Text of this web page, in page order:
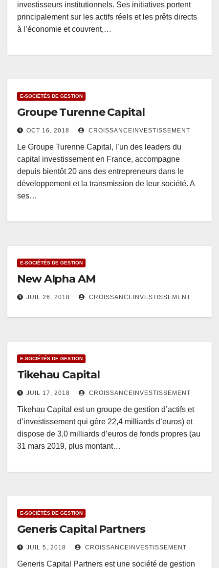
investisseurs institutionnels. Ses initiatives portent
principalement sur les actifs réels et les prêts directs
à l’économie et couvrent,…
E-SOCIÉTÉS DE GESTION
Groupe Turenne Capital
OCT 16, 2018 CROISSANCEINVESTISSEMENT
Le Groupe Turenne Capital, l’un des leaders du
capital investissement en France, accompagne
depuis bientôt 20 ans des entrepreneurs dans le
développement et la transmission de leur société. A
ses…
E-SOCIÉTÉS DE GESTION
New Alpha AM
JUIL 26, 2018 CROISSANCEINVESTISSEMENT
E-SOCIÉTÉS DE GESTION
Tikehau Capital
JUIL 17, 2018 CROISSANCEINVESTISSEMENT
Tikehau Capital est un groupe de gestion d’actifs et
d’investissement qui gère 22,4 milliards d’euros) et
dispose de 3,0 milliards d’euros de fonds propres (au
31 mars 2019, plus montant…
E-SOCIÉTÉS DE GESTION
Generis Capital Partners
JUIL 5, 2018 CROISSANCEINVESTISSEMENT
Generis Capital Partners est une société de gestion